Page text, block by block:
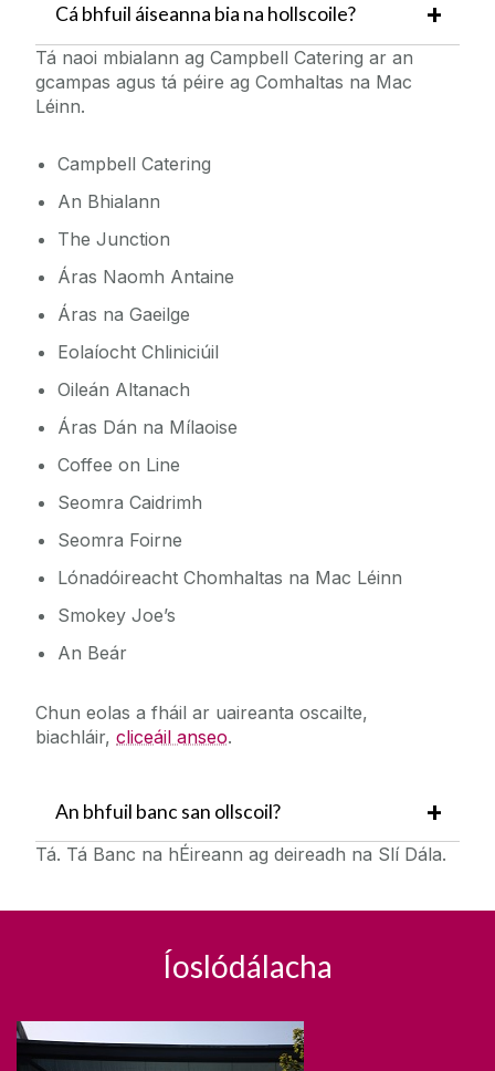
Cá bhfuil áiseanna bia na hollscoile?
Tá naoi mbialann ag Campbell Catering ar an
gcampas agus tá péire ag Comhaltas na Mac
Léinn.
Campbell Catering
An Bhialann
The Junction
Áras Naomh Antaine
Áras na Gaeilge
Eolaíocht Chliniciúil
Oileán Altanach
Áras Dán na Mílaoise
Coffee on Line
Seomra Caidrimh
Seomra Foirne
Lónadóireacht Chomhaltas na Mac Léinn
Smokey Joe’s
An Beár
Chun eolas a fháil ar uaireanta oscailte,
biachláir, cliceáil anseo.
An bhfuil banc san ollscoil?
Tá. Tá Banc na hÉireann ag deireadh na Slí Dála.
Íoslódálacha